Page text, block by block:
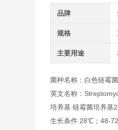
品牌
规格
主要用途
菌种名称：白色链霉菌
英文名称：
培养基 链霉菌培养基
生长条件 28℃；48-